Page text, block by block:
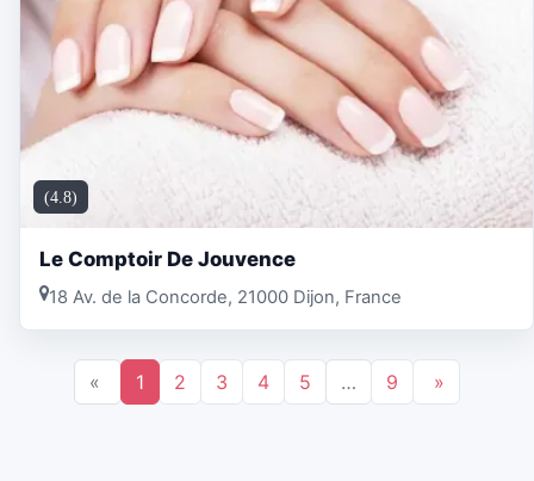
(4.8)
Le Comptoir De Jouvence
18 Av. de la Concorde, 21000 Dijon, France
« 1 2 3 4 5 … 9 »